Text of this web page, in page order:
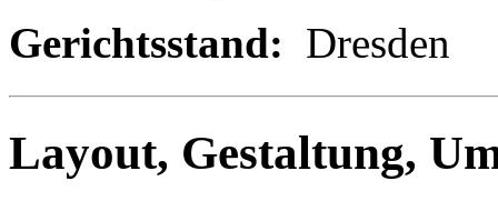
Gerichtsstand: Dresden
Layout, Gestaltung,